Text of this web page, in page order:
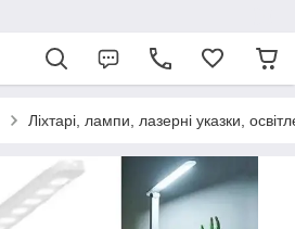
Ліхтарі, лампи, лазерні указки,